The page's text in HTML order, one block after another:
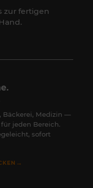
zur fertigen
Bäckerei, Medizin —
jeden Bereich.
sofort
→